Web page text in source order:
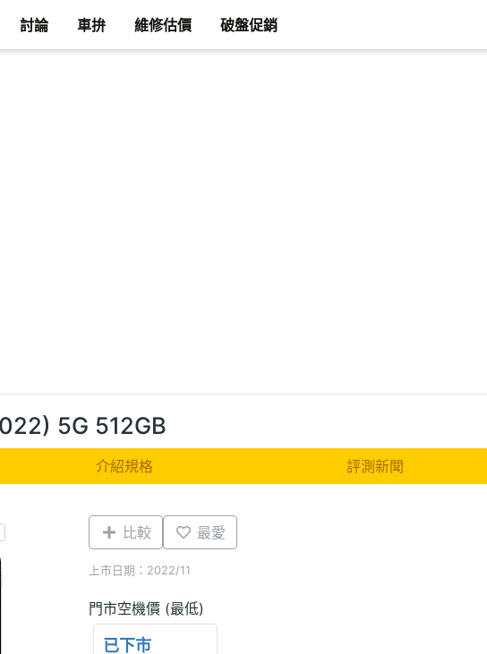
討論 車拚 維修估價 破盤促銷
5G 512GB
介紹規格 評測新聞
比較 最愛
上市日期：2022/11
門市空機價 (最低)
已下市